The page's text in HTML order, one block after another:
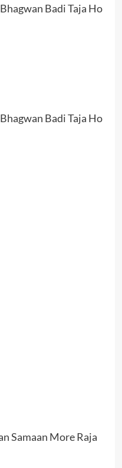
Badi Taja Ho
Badi Taja Ho
Samaan More Raja